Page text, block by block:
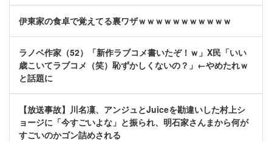
伊東家の食卓で覚えてる裏ワザｗｗｗｗｗｗｗｗｗｗｗ
ラノベ作家（52）「新作ラブコメ書いたぞ！ｗ」X民「いい
歳こいてラブコメ（笑）恥ずかしくないの？」←やめたれｗ
と話題に
【放送事故】川名凜、アンジュとJuiceを勘違いした村上シ
ョージに「今すごいよな」と振られ、明石家さんまから何が
すごいのかゴン詰めされる